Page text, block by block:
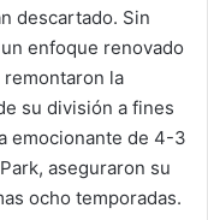
descartado. Sin
enfoque renovado
la
su división a fines
emocionante de 4-3
aseguraron su
ocho temporadas.